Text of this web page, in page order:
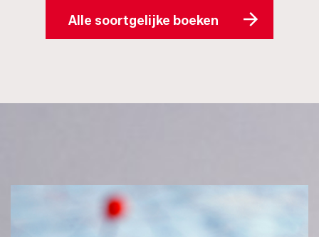
Alle soortgelijke boeken